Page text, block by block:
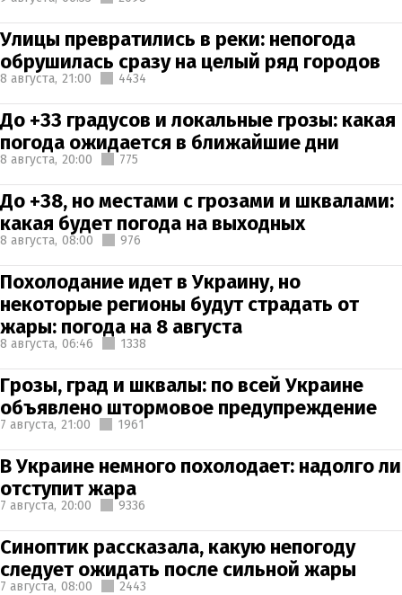
Улицы превратились в реки: непогода
обрушилась сразу на целый ряд городов
8 августа, 21:00 4434
До +33 градусов и локальные грозы: какая
погода ожидается в ближайшие дни
8 августа, 20:00 775
До +38, но местами с грозами и шквалами:
какая будет погода на выходных
8 августа, 08:00 976
Похолодание идет в Украину, но
некоторые регионы будут страдать от
жары: погода на 8 августа
8 августа, 06:46 1338
Грозы, град и шквалы: по всей Украине
объявлено штормовое предупреждение
7 августа, 21:00 1961
В Украине немного похолодает: надолго ли
отступит жара
7 августа, 20:00 9336
Синоптик рассказала, какую непогоду
следует ожидать после сильной жары
7 августа, 08:00 2443